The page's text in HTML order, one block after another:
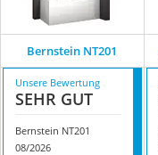
Bernstein NT201
Unsere Bewertung
SEHR GUT
Bernstein NT201
08/2026